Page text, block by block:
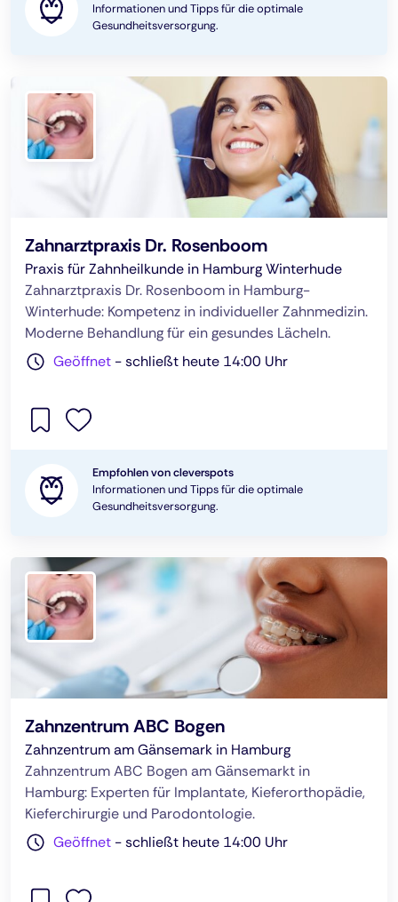
Informationen und Tipps für die optimale
Gesundheitsversorgung.
Zahnarztpraxis Dr. Rosenboom
Praxis für Zahnheilkunde in Hamburg Winterhude
Zahnarztpraxis Dr. Rosenboom in Hamburg-
Winterhude: Kompetenz in individueller Zahnmedizin.
Moderne Behandlung für ein gesundes Lächeln.
Geöffnet -schließt heute 14:00 Uhr
Empfohlen von cleverspots
Informationen und Tipps für die optimale
Gesundheitsversorgung.
Zahnzentrum ABC Bogen
Zahnzentrum am Gänsemark in Hamburg
Zahnzentrum ABC Bogen am Gänsemarkt in
Hamburg: Experten für Implantate, Kieferorthopädie,
Kieferchirurgie und Parodontologie.
Geöffnet -schließt heute 14:00 Uhr